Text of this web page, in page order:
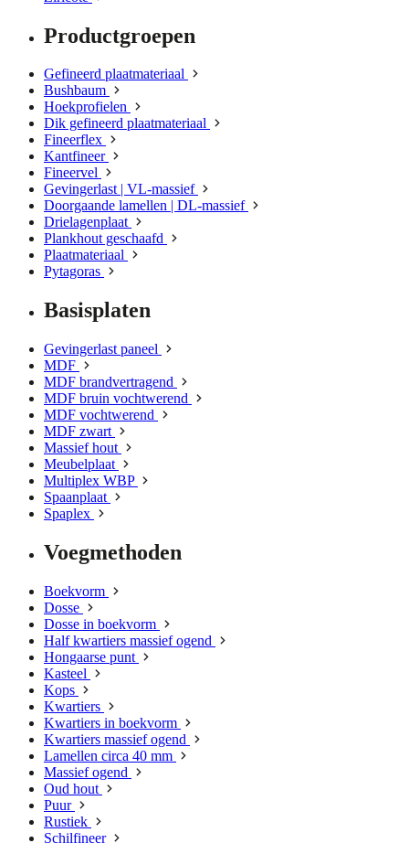
Productgroepen
Gefineerd plaatmateriaal
Bushbaum
Hoekprofielen
Dik gefineerd plaatmateriaal
Fineerflex
Kantfineer
Fineervel
Gevingerlast | VL-massief
Doorgaande lamellen | DL-massief
Drielagenplaat
Plankhout geschaafd
Plaatmateriaal
Pytagoras
Basisplaten
Gevingerlast paneel
MDF
MDF brandvertragend
MDF bruin vochtwerend
MDF vochtwerend
MDF zwart
Massief hout
Meubelplaat
Multiplex WBP
Spaanplaat
Spaplex
Voegmethoden
Boekvorm
Dosse
Dosse in boekvorm
Half kwartiers massief ogend
Hongaarse punt
Kasteel
Kops
Kwartiers
Kwartiers in boekvorm
Kwartiers massief ogend
Lamellen circa 40 mm
Massief ogend
Oud hout
Puur
Rustiek
Schilfineer